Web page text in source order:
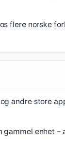
flere norske
andre store
enhet –